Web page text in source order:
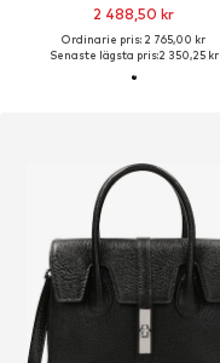
2 488,50 kr
Ordinarie pris: 2 765,00 kr
Senaste lägsta pris:2 350,25 kr